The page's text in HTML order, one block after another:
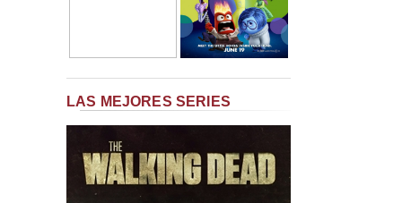
LAS MEJORES SERIES